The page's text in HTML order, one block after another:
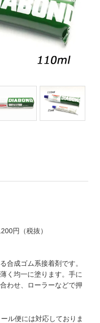
円（税抜）
合成ゴム系接着剤です。
く均一に塗ります。手に
わせ、ローラーなどで押
ル便には対応しておりま